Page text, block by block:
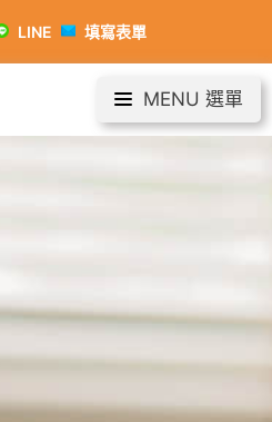
LINE 填寫表單
MENU 選單